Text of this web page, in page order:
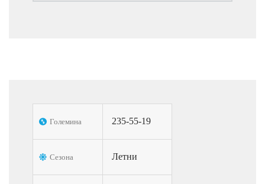
Големина 235-55-19
Сезона Летни